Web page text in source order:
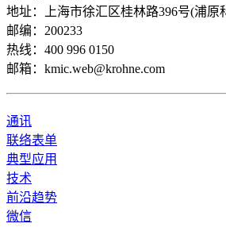
地址：上海市徐汇区桂林路396号(浦原
邮编：200233
热线：400 996 0150
邮箱：kmic.web@krohne.com
通讯
联络表单
典型应用
技术
前沿趋势
微信